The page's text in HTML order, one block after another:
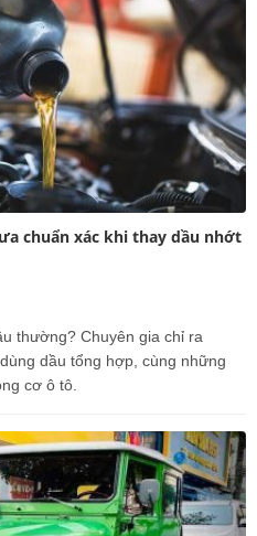
chuẩn xác khi thay dầu nhớt
thường? Chuyên gia chỉ ra
dầu tổng hợp, cùng những
cơ ô tô.